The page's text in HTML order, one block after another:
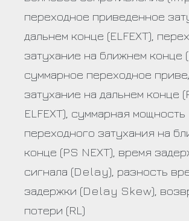
переходное приведенное
дальнем конце (ELFEXT),
затухание на ближнем конце
суммарное переходное
затухание на дальнем конце
ELFEXT), суммарная мощность
переходного затухания на
конце (PS NEXT), время
сигнала (Delay), разность
задержки (Delay Skew),
потери (RL)